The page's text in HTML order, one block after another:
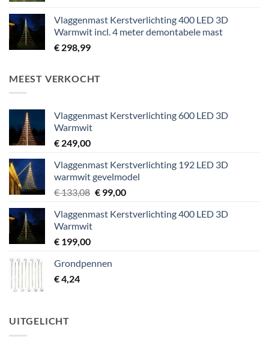
Vlaggenmast Kerstverlichting 400 LED 3D
Warmwit incl. 4 meter demontabele mast
€ 298,99
MEEST VERKOCHT
Vlaggenmast Kerstverlichting 600 LED 3D
Warmwit
€ 249,00
Vlaggenmast Kerstverlichting 192 LED 3D
warmwit gevelmodel
€133,08 Oorspronkelijke
was:
€99,00Huidige
is:
Vlaggenmast Kerstverlichting 400 LED 3D
Warmwit
€ 199,00
Grondpennen
€4,24
UITGELICHT